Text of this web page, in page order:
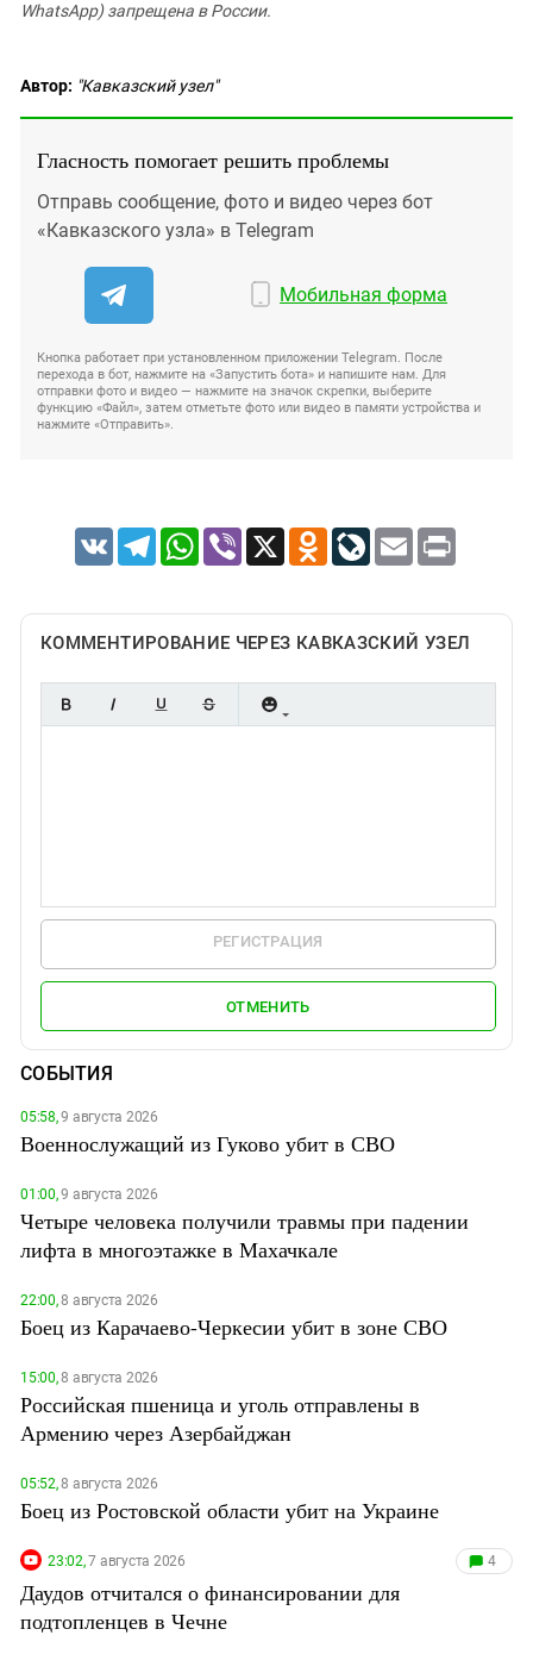
WhatsApp) запрещена в России.
Автор: "Кавказский узел"
Гласность помогает решить проблемы
Отправь сообщение, фото и видео через бот
«Кавказского узла» в Telegram
Мобильная форма
Кнопка работает при установленном приложении Telegram. После
перехода в бот, нажмите на «Запустить бота» и напишите нам. Для
отправки фото и видео — нажмите на значок скрепки, выберите
функцию «Файл», затем отметьте фото или видео в памяти устройства и
нажмите «Отправить».
VK TelegramWhatsApp
Viber X Odnoklassniki
LiveJournal
Email Print
КОММЕНТИРОВАНИЕ ЧЕРЕЗ КАВКАЗСКИЙ УЗЕЛ
РЕГИСТРАЦИЯ
ОТМЕНИТЬ
СОБЫТИЯ
05:58,9 августа 2026
Военнослужащий из Гуково убит в СВО
01:00,9 августа 2026
Четыре человека получили травмы при падении
лифта в многоэтажке в Махачкале
22:00,8 августа 2026
Боец из Карачаево-Черкесии убит в зоне СВО
15:00,8 августа 2026
Российская пшеница и уголь отправлены в
Армению через Азербайджан
05:52,8 августа 2026
Боец из Ростовской области убит на Украине
23:02,7 августа 2026 4
Даудов отчитался о финансировании для
подтопленцев в Чечне